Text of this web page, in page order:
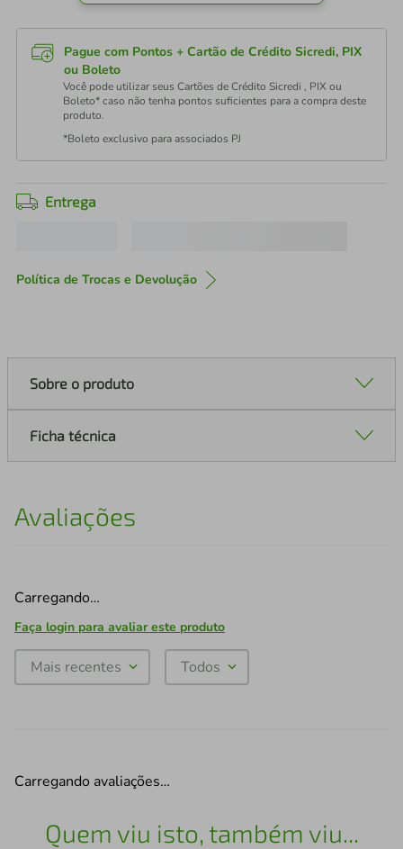
Pague com Pontos + Cartão de Crédito Sicredi, PIX
ou Boleto
Você pode utilizar seus Cartões de Crédito Sicredi , PIX ou
Boleto* caso não tenha pontos suficientes para a compra deste
produto.
*Boleto exclusivo para associados PJ
Entrega
Política de Trocas e Devolução
Sobre o produto
Ficha técnica
Avaliações
Carregando…
Faça login para avaliar este produto
Mais recentes Todos
Carregando avaliações…
Quem viu isto, também viu...